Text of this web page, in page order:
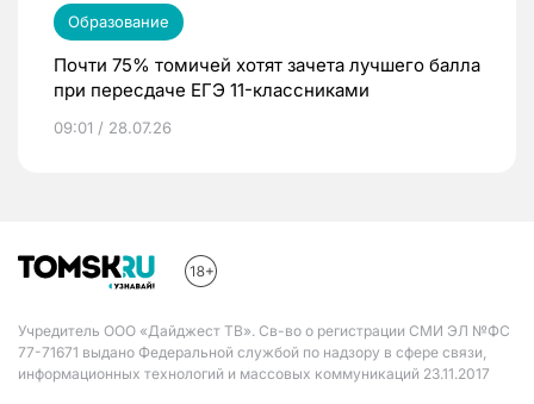
Образование
Почти 75% томичей хотят зачета лучшего балла
при пересдаче ЕГЭ 11-классниками
09:01 / 28.07.26
Учредитель ООО «Дайджест ТВ». Св-во о регистрации СМИ ЭЛ №ФС
77-71671 выдано Федеральной службой по надзору в сфере связи,
информационных технологий и массовых коммуникаций 23.11.2017